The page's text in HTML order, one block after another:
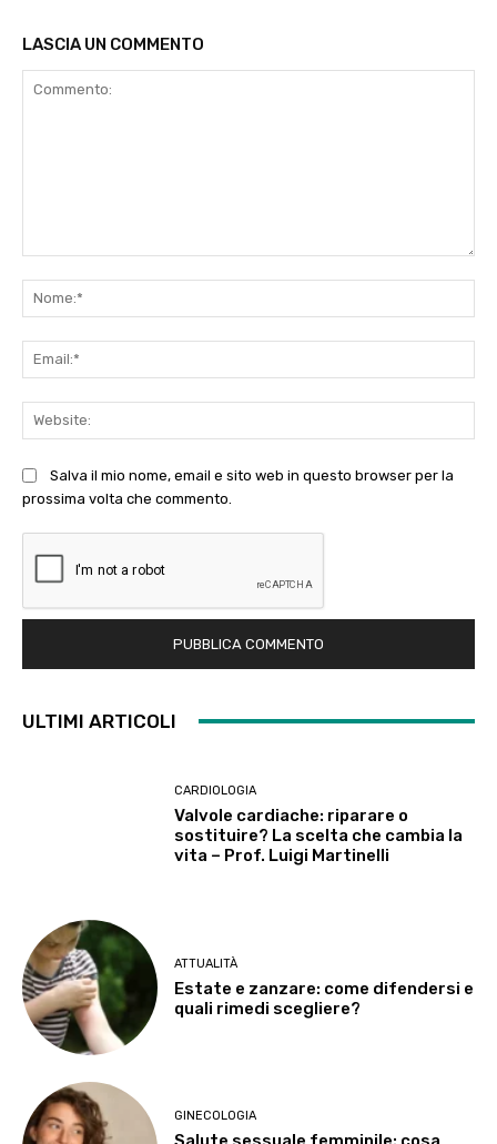
LASCIA UN COMMENTO
Salva il mio nome, email e sito web in questo browser per la
prossima volta che commento.
ULTIMI ARTICOLI
CARDIOLOGIA
Valvole cardiache: riparare o
sostituire? La scelta che cambia la
vita – Prof. Luigi Martinelli
ATTUALITÀ
Estate e zanzare: come difendersi e
quali rimedi scegliere?
GINECOLOGIA